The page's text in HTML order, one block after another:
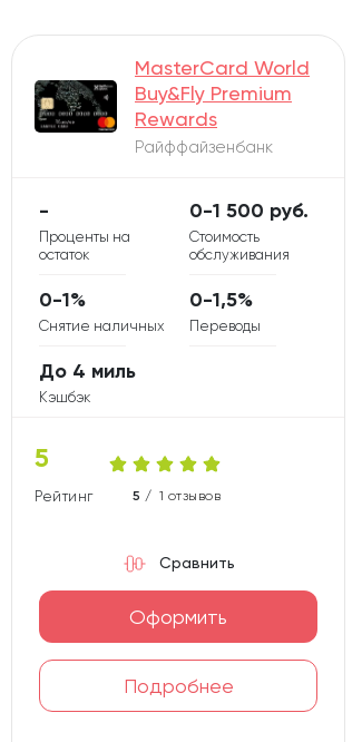
MasterCard World
Buy&Fly Premium
Rewards
Райффайзенбанк
5
Рейтинг карты5 / 1 отзывов
Проценты на
остаток
-
Стоимость
обслуживания
0-1 500 руб.
Снятие наличных
0-1%
Переводы
0-1,5%
Кэшбэк
До 4 миль
Оформить
Подробнее
Сравнить